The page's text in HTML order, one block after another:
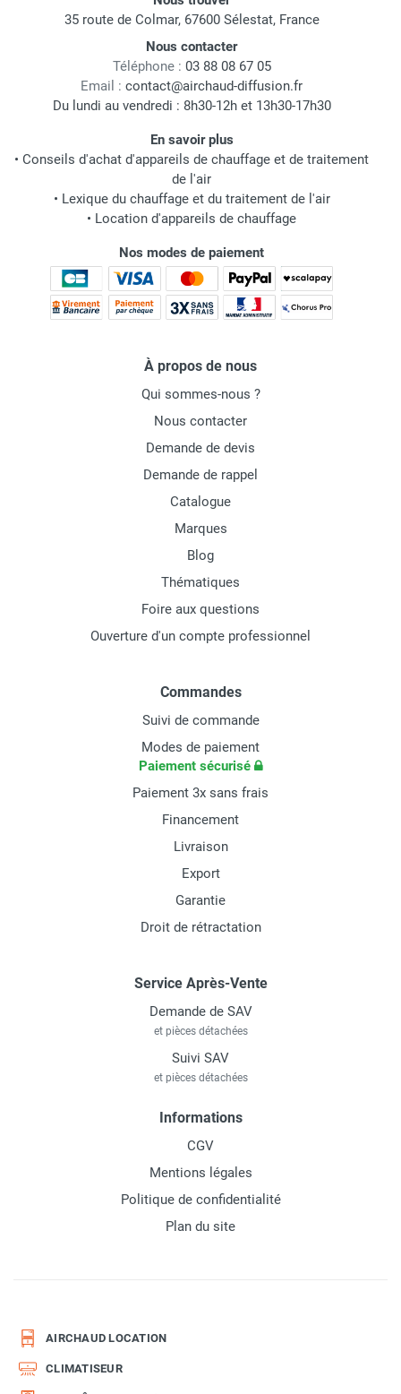
35 route de Colmar, 67600 Sélestat, France
Nous contacter
Téléphone : 03 88 08 67 05
Email : contact@airchaud-diffusion.fr
Du lundi au vendredi : 8h30-12h et 13h30-17h30
En savoir plus
• Conseils d'achat d'appareils de chauffage et de traitement
de l'air
• Lexique du chauffage et du traitement de l'air
• Location d'appareils de chauffage
Nos modes de paiement
À propos de nous
Qui sommes-nous ?
Nous contacter
Demande de devis
Demande de rappel
Catalogue
Marques
Blog
Thématiques
Foire aux questions
Ouverture d'un compte professionnel
Commandes
Suivi de commande
Modes de paiement
Paiement sécurisé
Paiement 3x sans frais
Financement
Livraison
Export
Garantie
Droit de rétractation
Service Après-Vente
Demande de SAV
et pièces détachées
Suivi SAV
et pièces détachées
Informations
CGV
Mentions légales
Politique de confidentialité
Plan du site
AIRCHAUD LOCATION
CLIMATISEUR